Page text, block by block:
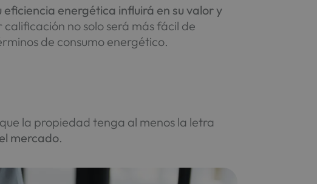
eficiencia energética influirá en su valor y
no solo será más fácil de
de consumo energético.
la propiedad tenga al menos la letra
mercado.